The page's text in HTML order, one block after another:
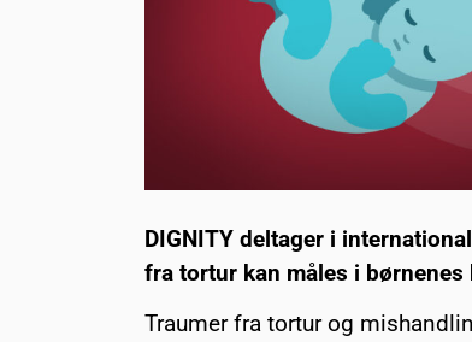
DIGNITY deltager i
fra tortur kan måles i børnenes
Traumer fra tortur og